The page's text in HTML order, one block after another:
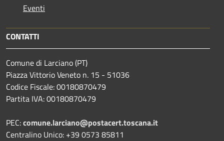
Eventi
CONTATTI
Comune di Larciano (PT)
Piazza Vittorio Veneto n. 15 - 51036
Codice Fiscale: 00180870479
Partita IVA: 00180870479
PEC:comune.larciano@postacert.toscana.it
Centralino Unico: +39 0573 85811